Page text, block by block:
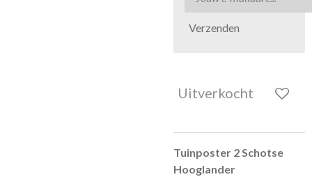
Verzenden
Uitverkocht
Tuinposter 2 Schotse
Hooglander